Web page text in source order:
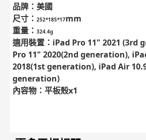
品牌：美國
尺寸： 252*185*17mm
重量： 324.4g
適用裝置：iPad Pro 11" 2021 (3rd
Pro 11" 2020(2nd generation),
2018(1st generation), iPad Air
generation)
內容物：平板殼x1